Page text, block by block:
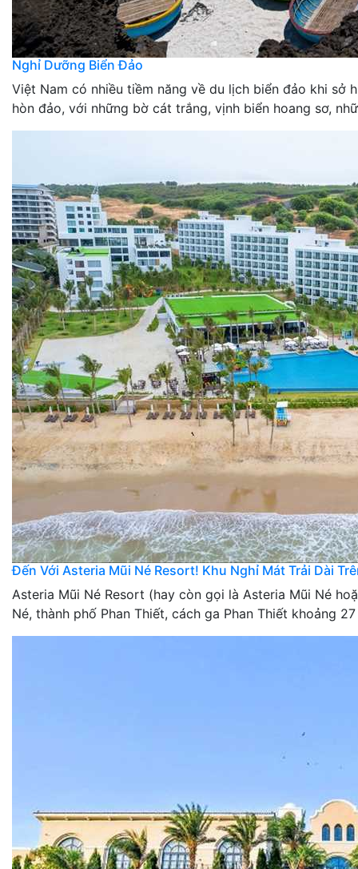
Nghỉ Dưỡng Biển Đảo
Việt Nam có nhiều tiềm năng về du lịch biển đảo khi sở
hòn đảo, với những bờ cát trắng, vịnh biển hoang sơ,
Đến Với Asteria Mũi Né Resort! Khu Nghỉ Mát Trải Dài
Asteria Mũi Né Resort (hay còn gọi là Asteria Mũi Né
Né, thành phố Phan Thiết, cách ga Phan Thiết khoảng